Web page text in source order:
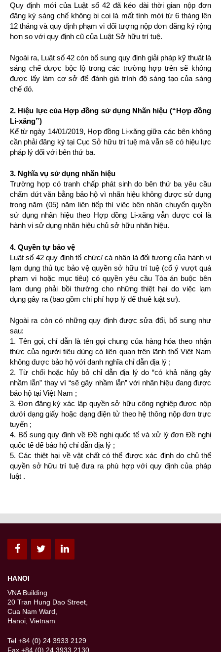
Quy định mới của Luật số 42 đã kéo dài thời gian nộp đơn
đăng ký sáng chế không bị coi là mất tính mới từ 6 tháng lên
12 tháng và quy định phạm vi đối tượng nộp đơn đăng ký rộng
hơn so với quy định cũ của Luật Sở hữu trí tuệ.
Ngoài ra, Luật số 42 còn bổ sung quy định giải pháp kỹ thuật là
sáng chế được bộc lộ trong các trường hợp trên sẽ không
được lấy làm cơ sở để đánh giá trình độ sáng tạo của sáng
chế đó.
2. Hiệu lực của Hợp đồng sử dụng Nhãn hiệu (“Hợp đồng
Li-xăng”)
Kể từ ngày 14/01/2019, Hợp đồng Li-xăng giữa các bên không
cần phải đăng ký tại Cục Sở hữu trí tuệ mà vẫn sẽ có hiệu lực
pháp lý đối với bên thứ ba.
3. Nghĩa vụ sử dụng nhãn hiệu
Trường hợp có tranh chấp phát sinh do bên thứ ba yêu cầu
chấm dứt văn bằng bảo hộ vì nhãn hiệu không được sử dụng
trong năm (05) năm liên tiếp thì việc bên nhận chuyển quyền
sử dụng nhãn hiệu theo Hợp đồng Li-xăng vẫn được coi là
hành vi sử dụng nhãn hiệu chủ sở hữu nhãn hiệu.
4. Quyền tự bảo vệ
Luật số 42 quy định tổ chức/ cá nhân là đối tượng của hành vi
lạm dụng thủ tục bảo vệ quyền sở hữu trí tuệ (cố ý vượt quá
phạm vi hoặc mục tiêu) có quyền yêu cầu Tòa án buộc bên
lạm dụng phải bồi thường cho những thiệt hại do việc lạm
dụng gây ra (bao gồm chi phí hợp lý để thuê luật sư).
Ngoài ra còn có những quy định được sửa đổi, bổ sung như
sau:
1. Tên gọi, chỉ dẫn là tên gọi chung của hàng hóa theo nhận
thức của người tiêu dùng có liên quan trên lãnh thổ Việt Nam
không được bảo hộ với danh nghĩa chỉ dẫn địa lý ;
2. Từ chối hoặc hủy bỏ chỉ dẫn địa lý do “có khả năng gây
nhầm lẫn” thay vì “sẽ gây nhầm lẫn” với nhãn hiệu đang được
bảo hộ tại Việt Nam ;
3. Đơn đăng ký xác lập quyền sở hữu công nghiệp được nộp
dưới dạng giấy hoặc dạng điện tử theo hệ thông nộp đơn trực
tuyến ;
4. Bổ sung quy định về Đề nghị quốc tế và xử lý đơn Đề nghị
quốc tế để bảo hộ chỉ dẫn địa lý ;
5. Các thiệt hại về vật chất có thể được xác định do chủ thể
quyền sở hữu trí tuệ đưa ra phù hợp với quy định của pháp
luật .
HANOI
VNA Building
20 Tran Hung Dao Street,
Cua Nam Ward,
Hanoi, Vietnam
Tel +84 (0) 24 3933 2129
Fax +84 (0) 24 3933 2130